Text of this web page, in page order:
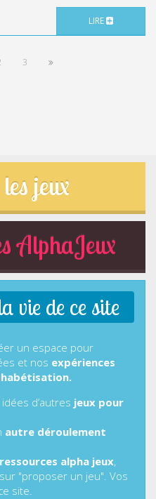
LIRE
3
jeux
AlphaJeux
vie de ce site
un espace pour
et nos expériences
d’autres jeux pour
autre déroulement
ressources alpha jeux,
"proposer un jeu". Vos
site.